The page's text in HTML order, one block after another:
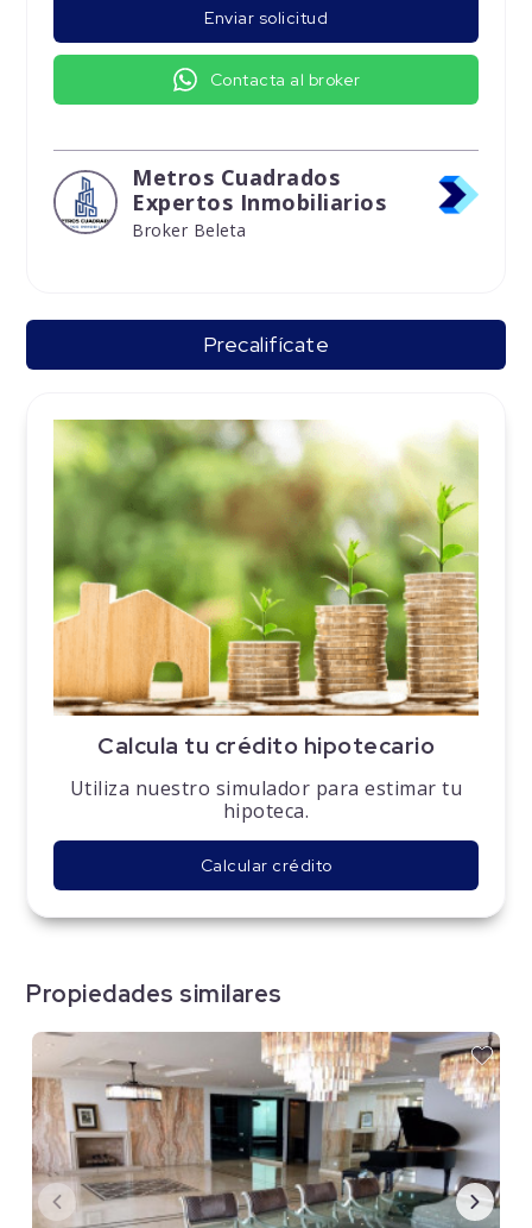
Enviar solicitud
Contacta al broker
Metros Cuadrados
Expertos Inmobiliarios
Broker Beleta
Precalifícate
Calcula tu crédito hipotecario
Utiliza nuestro simulador para estimar tu
hipoteca.
Calcular crédito
Propiedades similares